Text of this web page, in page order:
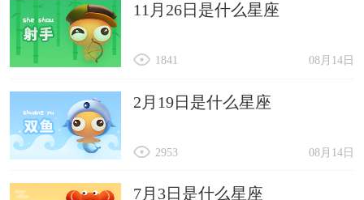
11月26日是什么星座
08月14日
1841
2月19日是什么星座
08月14日
2953
7月3日是什么星座